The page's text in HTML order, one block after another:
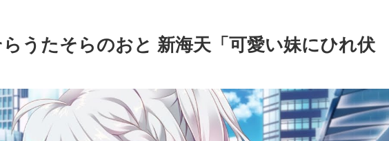
うたそらのおと 新海天「可愛い妹にひれ伏